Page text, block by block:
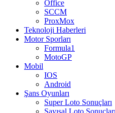
Office
SCCM
ProxMox
Teknoloji Haberleri
Motor Sporları
Formula1
MotoGP
Mobil
IOS
Android
Şans Oyunları
Super Loto Sonuçları
Sayısal Loto Sonuçları